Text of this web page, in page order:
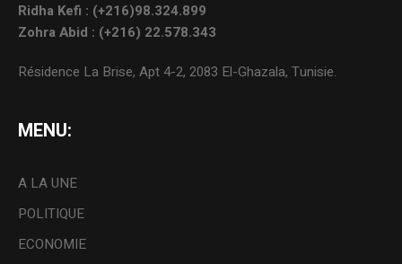
Ridha Kefi : (+216)98.324.899
Zohra Abid : (+216) 22.578.343
Résidence La Brise, Apt 4-2, 2083 El-Ghazala, Tunisie.
MENU:
A LA UNE
POLITIQUE
ECONOMIE